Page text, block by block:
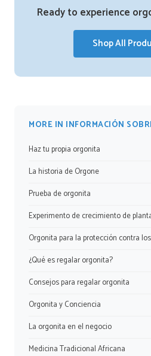
Ready to experience
Shop All
MORE IN INFORMACIÓN
Haz tu propia orgonita
La historia de Orgone
Prueba de orgonita
Experimento de crecimiento de
Orgonita para la protección contra
¿Qué es regalar orgonita?
Consejos para regalar orgonita
Orgonita y Conciencia
La orgonita en el negocio
Medicina Tradicional Africana